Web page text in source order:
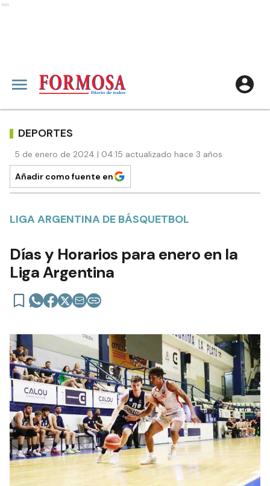
Ads
DEPORTES
5 de enero de 2024 | 04:15 actualizado hace 3 años
Añadir como fuente en
LIGA ARGENTINA DE BÁSQUETBOL
Días y Horarios para enero en la
Liga Argentina